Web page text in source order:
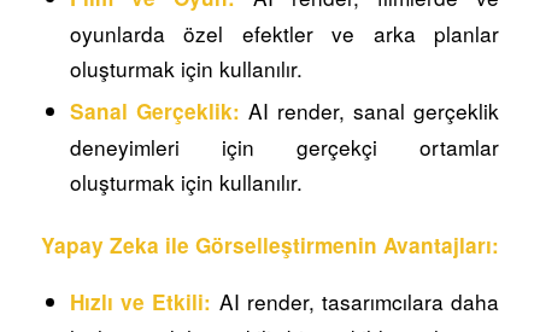
oyunlarda özel efektler ve arka planlar
oluşturmak için kullanılır.
Sanal Gerçeklik: AI render, sanal gerçeklik
deneyimleri için gerçekçi ortamlar
oluşturmak için kullanılır.
Yapay Zeka ile Görselleştirmenin Avantajları:
Hızlı ve Etkili: AI render, tasarımcılara daha